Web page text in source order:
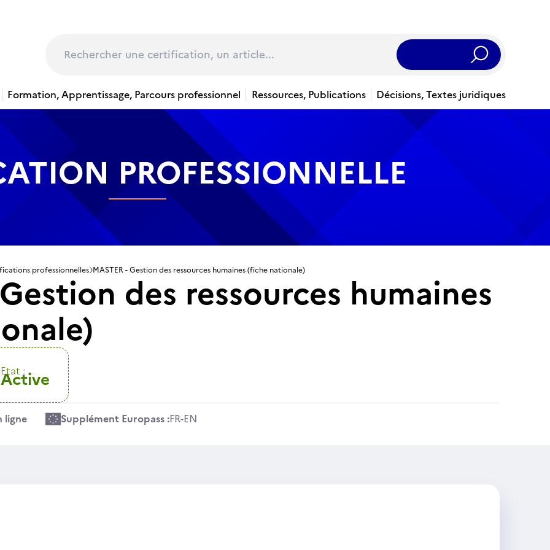
Rechercher
Formation, Apprentissage, Parcours professionnel Ressources, Publications Décisions, Textes juridiques
PROFESSIONNELLE
professionnelles MASTER - Gestion des ressources humaines (fiche nationale)
des ressources humaines
Etat :
Active
ligne Supplément Europass :FR-EN